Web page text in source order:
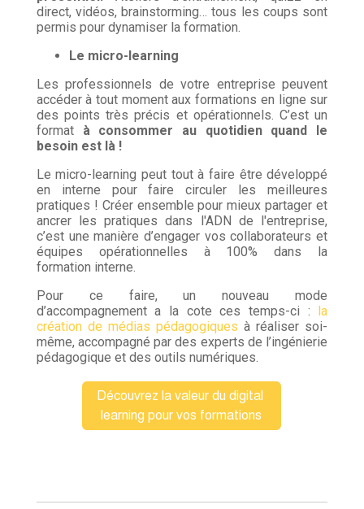
direct, vidéos, brainstorming… tous les coups sont
permis pour dynamiser la formation.
Le micro-learning
Les professionnels de votre entreprise peuvent
accéder à tout moment aux formations en ligne sur
des points très précis et opérationnels. C’est un
format à consommer au quotidien quand le
besoin est là !
Le micro-learning peut tout à faire être développé
en interne pour faire circuler les meilleures
pratiques ! Créer ensemble pour mieux partager et
ancrer les pratiques dans l'ADN de l'entreprise,
c’est une manière d’engager vos collaborateurs et
équipes opérationnelles à 100% dans la
formation interne.
Pour ce faire, un nouveau mode
d’accompagnement a la cote ces temps-ci :
la
création de médias pédagogiques à réaliser soi-
même, accompagné par des experts de l’ingénierie
pédagogique et des outils numériques.